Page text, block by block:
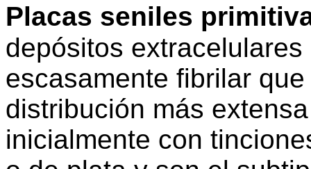
Placas seniles
depósitos extracelulares
escasamente fibrilar
distribución más
inicialmente con